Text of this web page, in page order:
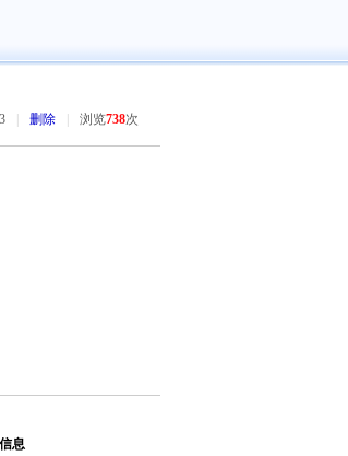
删除 浏览738次
息